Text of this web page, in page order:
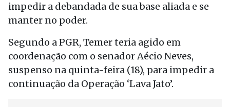
impedir a debandada de sua base aliada e se
manter no poder.
Segundo a PGR, Temer teria agido em
coordenação com o senador Aécio Neves,
suspenso na quinta-feira (18), para impedir a
continuação da Operação ‘Lava Jato’.